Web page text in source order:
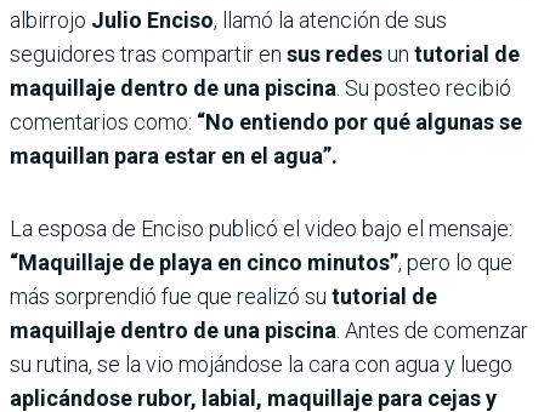
albirrojo Julio Enciso, llamó la atención de sus
seguidores tras compartir en sus redesun tutorial de
maquillaje dentro de una piscina . Su posteo recibió
comentarios como: “No entiendo por qué algunas se
maquillan para estar en el agua”.
La esposa de Enciso publicó el video bajo el mensaje:
“Maquillaje de playa en cinco minutos”, pero lo que
más sorprendió fue que realizó su tutorial de
maquillaje dentro de una piscina . Antes de comenzar
su rutina, se la vio mojándose la cara con agua y luego
aplicándose rubor, labial, maquillaje para cejas y